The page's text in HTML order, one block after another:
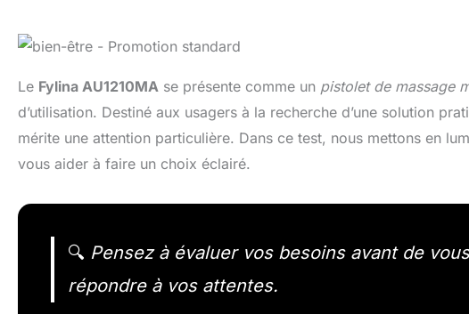
Le Fylina AU1210MA se présente comme un pistolet de massage
d’utilisation. Destiné aux usagers à la recherche d’une solution
mérite une attention particulière. Dans ce test, nous mettons en
vous aider à faire un choix éclairé.
🔍 Pensez à évaluer vos besoins avant de
répondre à vos attentes.